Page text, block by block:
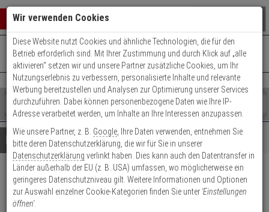
Warenkorb schließen
0 ARTIKEL IM WARENKORB
Ihr Warenkorb ist momentan leer.
Ergebnisse ()
Fertig
Shop
durchsuchen
Bitte
geben
Sie
mindestens
Zeichen
ein,
um
Es
wurde
noch
Kategorien
Suche
gestartet
+49 (0)821 899 493-0Mo. - Do.: 8:00 - 16:30 | Fr.: 8:00 - 14:00 Uhr
Kontaktservice nutzen
Details Beratung
Abus Bravus 3000
Doppelzylinder 30/40 vs. 5 Schl.
Wir verwenden Cookies
Diese Website nutzt Cookies und ähnliche Technologien, die für den
Betrieb erforderlich sind. Mit Ihrer Zustimmung und durch Klick auf „alle
aktivieren“ setzen wir und unsere Partner zusätzliche Cookies, um Ihr
Nutzungserlebnis zu verbessern, personalisierte Inhalte und relevante
Werbung bereitzustellen und Analysen zur Optimierung unserer Services
durchzuführen. Dabei können personenbezogene Daten wie Ihre IP-
Adresse verarbeitet werden, um Inhalte an Ihre Interessen anzupassen.
Wie unsere Partner, z. B. Google , Ihre Daten verwenden, entnehmen Sie
bitte deren Datenschutzerklärung, die wir für Sie in unserer
Datenschutzerklärung verlinkt haben. Dies kann auch den Datentransfer in
Länder außerhalb der EU (z. B. USA) umfassen, wo möglicherweise ein
geringeres Datenschutzniveau gilt. Weitere Informationen und Optionen
zur Auswahl einzelner Cookie-Kategorien finden Sie unter 'Einstellungen
öffnen'.